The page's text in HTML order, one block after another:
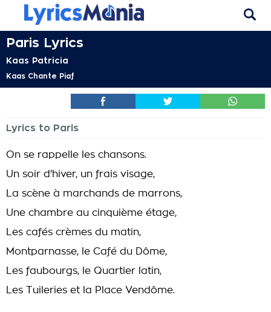
Paris Lyrics
Kaas Patricia
Kaas Chante Piaf
Lyrics to Paris
On se rappelle les chansons.
Un soir d'hiver, un frais visage,
La scène à marchands de marrons,
Une chambre au cinquième étage,
Les cafés crèmes du matin,
Montparnasse, le Café du Dôme,
Les faubourgs, le Quartier latin,
Les Tuileries et la Place Vendôme.